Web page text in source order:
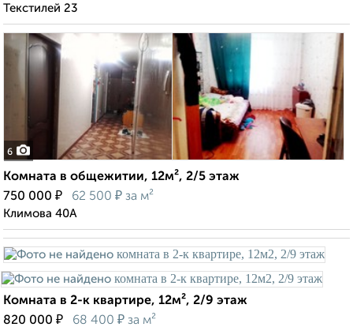
Текстилей 23
6
Комната в общежитии, 12м², 2/5 этаж
750 000 ₽ 62 500 ₽ за м²
Климова 40А
Комната в 2-к квартире, 12м², 2/9 этаж
820 000 ₽ 68 400 ₽ за м²